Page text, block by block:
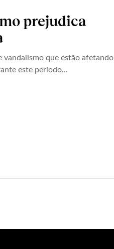
prejudica
vandalismo que estão afetando
este período...